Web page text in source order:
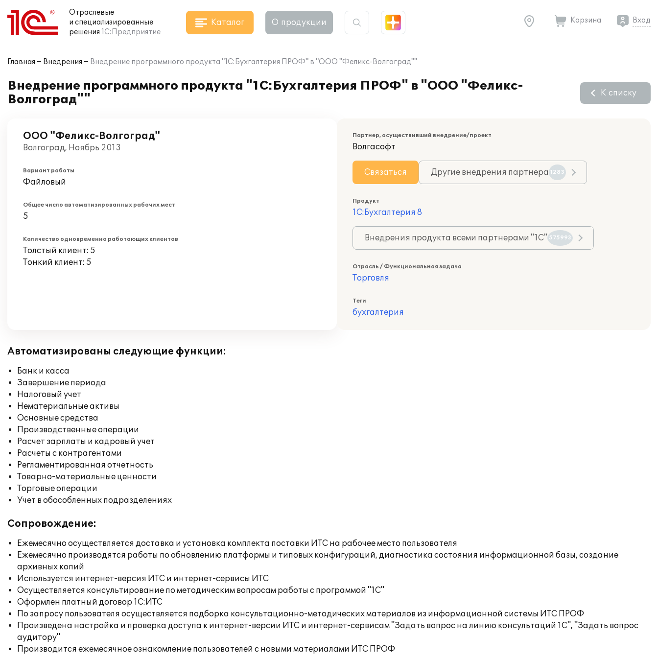
Отраслевые
и специализированные
решения 1С:Предприятие
Каталог О продукции Корзина Вход
Главная Внедрения Внедрение программного продукта "1С:Бухгалтерия ПРОФ" в "ООО "Феликс-Волгоград""
Внедрение программного продукта "1С:Бухгалтерия ПРОФ" в "ООО "Феликс-
Волгоград""
К списку
ООО "Феликс-Волгоград"
Волгоград, Ноябрь 2013
Вариант работы
Файловый
Общее число автоматизированных рабочих мест
5
Количество одновременно работающих клиентов
Толстый клиент: 5
Тонкий клиент: 5
Партнер, осуществивший внедрение/проект
Волгасофт
Связаться Другие внедрения партнера 1283
Продукт
1С:Бухгалтерия 8
Внедрения продукта всеми партнерами "1С" 575993
Отрасль / Функциональная задача
Торговля
Теги
бухгалтерия
Автоматизированы следующие функции:
Банк и касса
Завершение периода
Налоговый учет
Нематериальные активы
Основные средства
Производственные операции
Расчет зарплаты и кадровый учет
Расчеты с контрагентами
Регламентированная отчетность
Товарно-материальные ценности
Торговые операции
Учет в обособленных подразделениях
Сопровождение:
Ежемесячно осуществляется доставка и установка комплекта поставки ИТС на рабочее место пользователя
Ежемесячно производятся работы по обновлению платформы и типовых конфигураций, диагностика состояния информационной базы, создание
архивных копий
Используется интернет-версия ИТС и интернет-сервисы ИТС
Осуществляется консультирование по методическим вопросам работы с программой "1С"
Оформлен платный договор 1С:ИТС
По запросу пользователя осуществляется подборка консультационно-методических материалов из информационной системы ИТС ПРОФ
Произведена настройка и проверка доступа к интернет-версии ИТС и интернет-сервисам "Задать вопрос на линию консультаций 1С", "Задать вопрос
аудитору"
Производится ежемесячное ознакомление пользователей с новыми материалами ИТС ПРОФ